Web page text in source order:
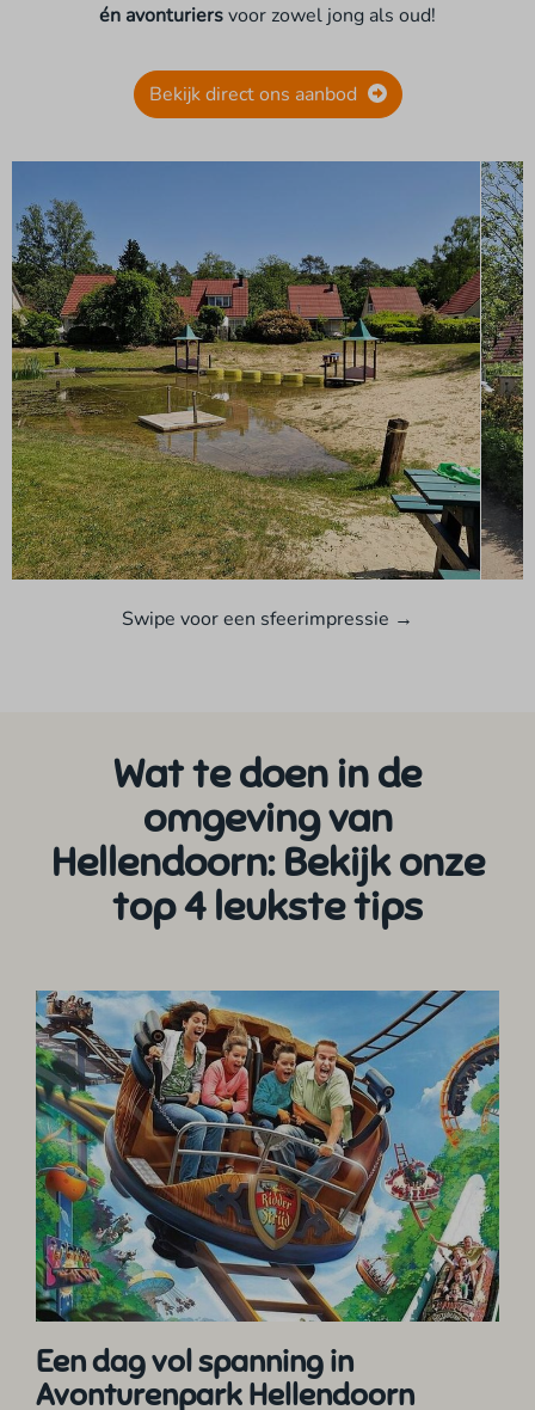
én avonturiersvoor zowel jong als oud!
Bekijk direct ons aanbod
Swipe voor een sfeerimpressie →
Wat te doen in de
omgeving van
Hellendoorn: Bekijk onze
top 4 leukste tips
Een dag vol spanning in
Avonturenpark Hellendoorn